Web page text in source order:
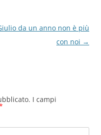
da un anno non è più
con noi →
I campi